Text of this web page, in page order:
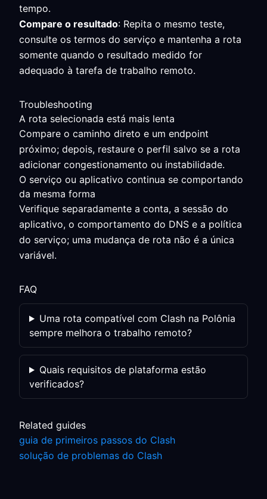
tempo.
Compare o resultado: Repita o mesmo teste,
consulte os termos do serviço e mantenha a rota
somente quando o resultado medido for
adequado à tarefa de trabalho remoto.
Troubleshooting
A rota selecionada está mais lenta
Compare o caminho direto e um endpoint
próximo; depois, restaure o perfil salvo se a rota
adicionar congestionamento ou instabilidade.
O serviço ou aplicativo continua se comportando
da mesma forma
Verifique separadamente a conta, a sessão do
aplicativo, o comportamento do DNS e a política
do serviço; uma mudança de rota não é a única
variável.
FAQ
Uma rota compatível com Clash na Polônia
sempre melhora o trabalho remoto?
Quais requisitos de plataforma estão
verificados?
Related guides
guia de primeiros passos do Clash
solução de problemas do Clash